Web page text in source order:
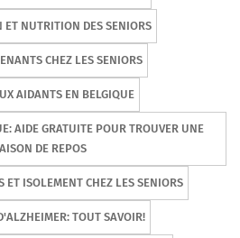
ET NUTRITION DES SENIORS
CHEZ LES SENIORS
AIDANTS EN BELGIQUE
AIDE GRATUITE POUR TROUVER UNE
DE REPOS
ET ISOLEMENT CHEZ LES SENIORS
TOUT SAVOIR!